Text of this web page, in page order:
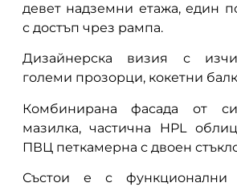
девет надземни етажа, един
с достъп чрез рампа.
Дизайнерска визия с
големи прозорци, кокетни
Комбинирана фасада от
мазилка, частична HPL
ПВЦ петкамерна с двоен
Състои е с функционални